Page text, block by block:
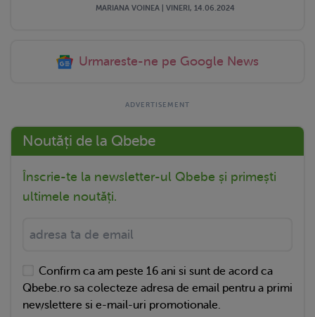
MARIANA VOINEA | VINERI, 14.06.2024
Urmareste-ne pe Google News
Noutăți de la Qbebe
Înscrie-te la newsletter-ul Qbebe și primești
ultimele noutăți.
Confirm ca am peste 16 ani si sunt de acord ca
Qbebe.ro sa colecteze adresa de email pentru a primi
newslettere si e-mail-uri promotionale.